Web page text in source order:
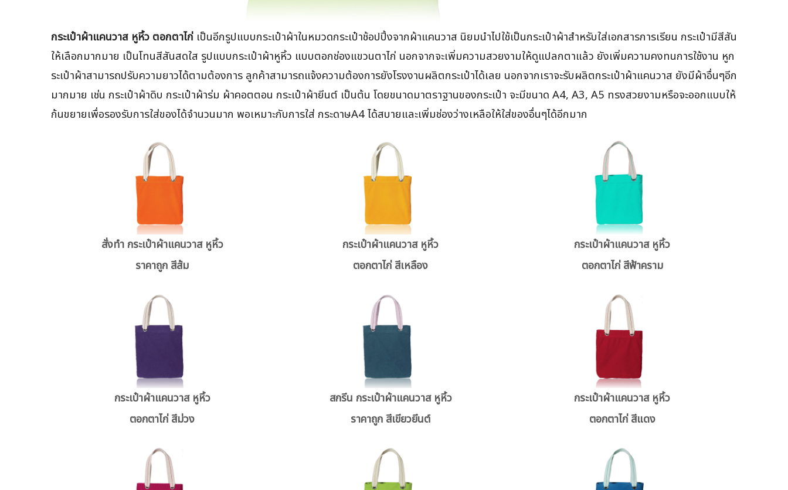
กระเป๋าผ้าแคนวาส หูหิ้ว ตอกตาไก่ เป็นอีกรูปแบบกระเป๋าผ้าในหมวดกระเป๋าช้อปปิ้งจากผ้าแคนวาส นิยมนำไปใช้เป็นกระเป๋าผ้าสำหรับใส่เอกสารการเรียน กระเป๋ามีสีสัน
ให้เลือกมากมาย เป็นโทนสีสันสดใส รูปแบบกระเป๋าผ้าหูหิ้ว แบบตอกช่องแขวนตาไก่ นอกจากจะเพิ่มความสวยงามให้ดูแปลกตาแล้ว ยังเพิ่มความคงทนการใช้งาน หูก
ระเป๋าผ้าสามารถปรับความยาวได้ตามต้องการ ลูกค้าสามารถแจ้งความต้องการยังโรงงานผลิตกระเป๋าได้เลย นอกจากเราจะรับผลิตกระเป๋าผ้าแคนวาส ยังมีผ้าอื่นๆอีก
มากมาย เช่น กระเป๋าผ้าดิบ กระเป๋าผ้าร่ม ผ้าคอตตอน กระเป๋าผ้ายีนต์ เป็นต้น โดยขนาดมาตราฐานของกระเป๋า จะมีขนาด A4, A3, A5 ทรงสวยงามหรือจะออกแบบให้
ก้นขยายเพื่อรองรับการใส่ของได้จำนวนมาก พอเหมาะกับการใส่ กระดาษA4 ได้สบายและเพิ่มช่องว่างเหลือให้ใส่ของอื่นๆได้อีกมาก
สั่งทำ กระเป๋าผ้าแคนวาส หูหิ้ว
ราคาถูก สีส้ม
กระเป๋าผ้าแคนวาส หูหิ้ว
ตอกตาไก่ สีเหลือง
กระเป๋าผ้าแคนวาส หูหิ้ว
ตอกตาไก่ สีฟ้าคราม
กระเป๋าผ้าแคนวาส หูหิ้ว
ตอกตาไก่ สีม่วง
สกรีน กระเป๋าผ้าแคนวาส หูหิ้ว
ราคาถูก สีเขียวยีนต์
กระเป๋าผ้าแคนวาส หูหิ้ว
ตอกตาไก่ สีแดง